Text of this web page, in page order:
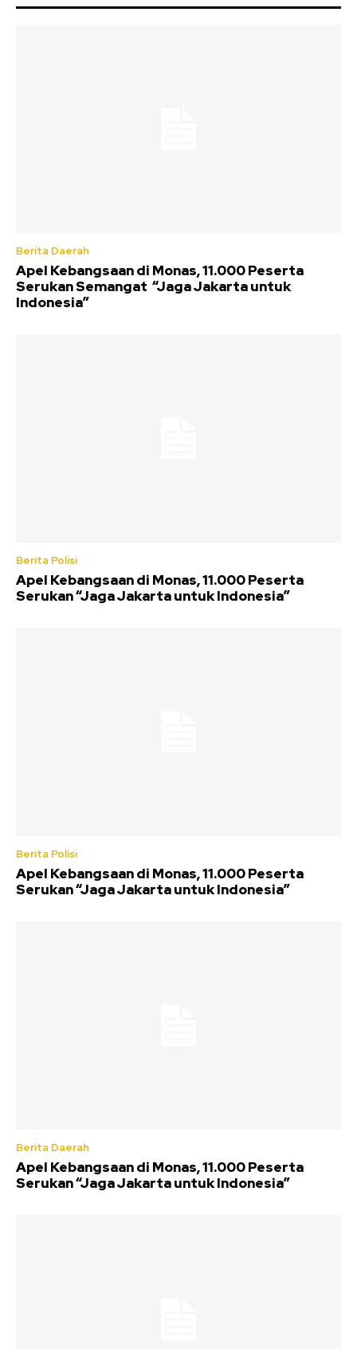
Berita Daerah
Apel Kebangsaan di Monas, 11.000 Peserta
Serukan Semangat “Jaga Jakarta untuk
Indonesia”
Berita Polisi
Apel Kebangsaan di Monas, 11.000 Peserta
Serukan “Jaga Jakarta untuk Indonesia”
Berita Polisi
Apel Kebangsaan di Monas, 11.000 Peserta
Serukan “Jaga Jakarta untuk Indonesia”
Berita Daerah
Apel Kebangsaan di Monas, 11.000 Peserta
Serukan “Jaga Jakarta untuk Indonesia”